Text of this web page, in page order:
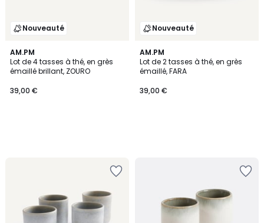
Nouveauté
AM.PM
Lot de 4 tasses à thé, en grès
émaillé brillant, ZOURO
39,00 €
Nouveauté
AM.PM
Lot de 2 tasses à thé, en grès
émaillé, FARA
39,00 €